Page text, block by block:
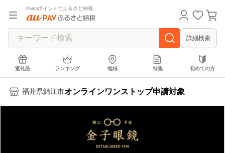
Pontaポイントでふるさと納税
詳細検索
返礼品 ランキング 地域 特集 初めての方
福井県鯖江市オンラインワンストップ申請対象